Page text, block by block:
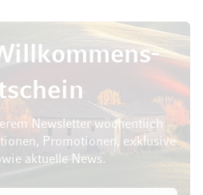
Newsletter wöchentlich
Promotionen, exklusive
aktuelle News.